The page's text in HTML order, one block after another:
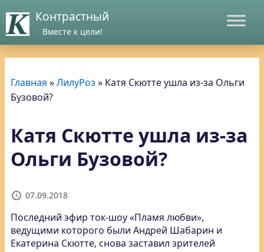
Контрастный
Вместе к цели!
Главная »ЛилуРоз » Катя Скютте ушла из-за Ольги
Бузовой?
Катя Скютте ушла из-за
Ольги Бузовой?
07.09.2018
Последний эфир ток-шоу «Пламя любви»,
ведущими которого были Андрей Шабарин и
Екатерина Скютте, снова заставил зрителей